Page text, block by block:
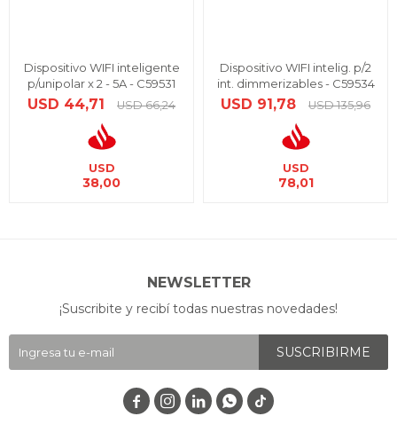
Dispositivo WIFI inteligente
p/unipolar x 2 - 5A - C59531
USD 44,71 USD 66,24
USD
38,00
Dispositivo WIFI intelig. p/2
int. dimmerizables - C59534
USD 91,78 USD 135,96
USD
78,01
NEWSLETTER
¡Suscribite y recibí todas nuestras novedades!
SUSCRIBIRME
   